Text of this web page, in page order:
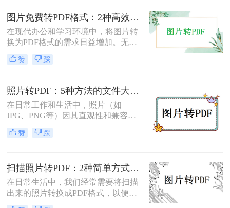
图片免费转PDF格式：2种高效方法的转换速度和画质损失对比！
在现代办公和学习环境中，将图片转
换为PDF格式的需求日益增加。无论
是为了更好地保存、传输还是打印图
片，PDF格式因其跨平台兼容性和格
怎么转换成pdf格式免费呢？本文将介
绍两种免费且高效的图片转PDF的方
法。
赞 踩
照片转PDF：5种方法的文件大小限制和画质保留实测！
在日常工作和生活中，照片（如
JPG、PNG等）因其直观性和兼容性
被广泛使用。然而，在需要整合多张
照片、提高安全性或便于打印时，将
文将详细介绍5种将照片转换为PDF的
常用高效方法，帮助用户根据需求选
择最适合的方案。
赞 踩
扫描照片转PDF：2种简单方式在身份证和合同上的操作差异！
在日常生活中，我们经常需要将扫描
出来的照片转换成PDF格式，以便于
分享、存储和管理。那么扫描出来的